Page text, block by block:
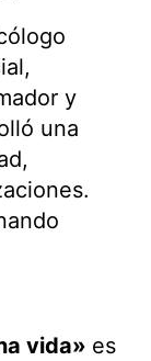
y
una
vida» es